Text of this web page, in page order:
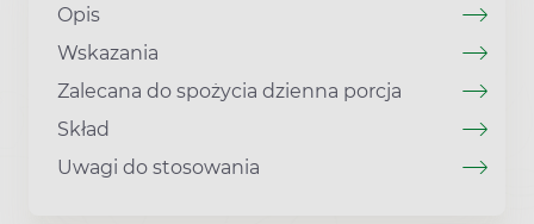
Opis
Wskazania
Zalecana do spożycia dzienna porcja
Skład
Uwagi do stosowania